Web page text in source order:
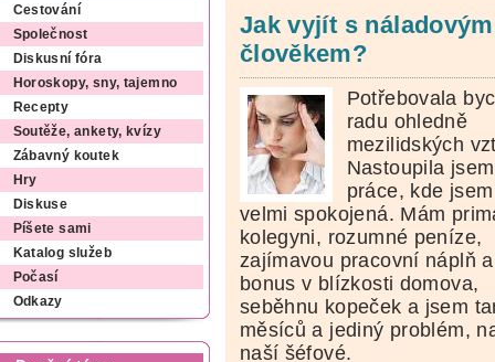
Cestování
Společnost
Diskusní fóra
Horoskopy, sny, tajemno
Recepty
Soutěže, ankety, kvízy
Zábavný koutek
Hry
Diskuse
Píšete sami
Katalog služeb
Počasí
Odkazy
Jak vyjít s
člověkem?
Potřebovala
radu ohledně
mezilidských
Nastoupila
práce, kde jsem
velmi spokojená. Mám
kolegyni, rozumné peníze,
zajímavou pracovní náplň
bonus v blízkosti domova,
seběhnu kopeček a jsem
měsíců a jediný problém,
naší šéfové.